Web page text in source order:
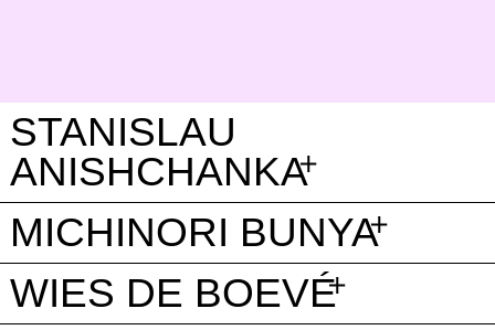
STANISLAU
ANISHCHANKA
MICHINORI BUNYA
WIES DE BOEVÉ